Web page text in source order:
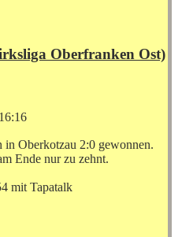
Oberfranken Ost)
in Oberkotzau 2:0 gewonnen.
Ende nur zu zehnt.
mit Tapatalk